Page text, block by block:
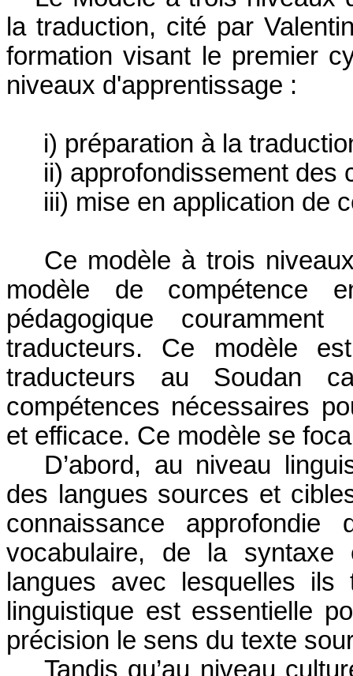
la traduction, cité par
formation visant le premier
niveaux d'apprentissage :
i) préparation à la
ii) approfondissement des
iii) mise en application de
Ce modèle à trois
modèle de compétence
pédagogique
traducteurs. Ce modèle
traducteurs au Soudan
compétences nécessaires
et efficace. Ce modèle se
D’abord, au niveau
des langues sources et
connaissance approfondie
vocabulaire, de la syntaxe
langues avec lesquelles ils
linguistique est essentielle
précision le sens du texte
Tandis qu’au niveau